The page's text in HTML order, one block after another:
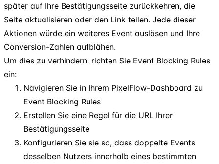
später auf Ihre Bestätigungsseite zurückkehren, die
Seite aktualisieren oder den Link teilen. Jede dieser
Aktionen würde ein weiteres Event auslösen und Ihre
Conversion-Zahlen aufblähen.
Um dies zu verhindern, richten Sie Event Blocking Rules
ein:
Navigieren Sie in Ihrem PixelFlow-Dashboard zu
Event Blocking Rules
Erstellen Sie eine Regel für die URL Ihrer
Bestätigungsseite
Konfigurieren Sie sie so, dass doppelte Events
desselben Nutzers innerhalb eines bestimmten